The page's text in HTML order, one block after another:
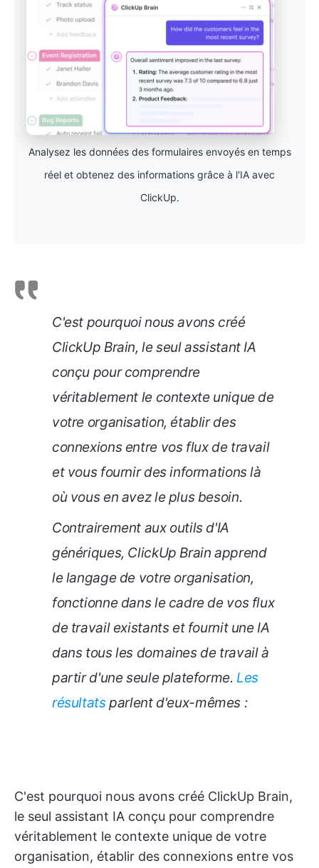
Analysez les données des formulaires envoyés en temps
réel et obtenez des informations grâce à l'IA avec
ClickUp.
C'est pourquoi nous avons créé
ClickUp Brain, le seul assistant IA
conçu pour comprendre
véritablement le contexte unique de
votre organisation, établir des
connexions entre vos flux de travail
et vous fournir des informations là
où vous en avez le plus besoin.
Contrairement aux outils d'IA
génériques, ClickUp Brain apprend
le langage de votre organisation,
fonctionne dans le cadre de vos flux
de travail existants et fournit une IA
dans tous les domaines de travail à
partir d'une seule plateforme.Les
résultatsparlent d'eux-mêmes :
C'est pourquoi nous avons créé ClickUp Brain,
le seul assistant IA conçu pour comprendre
véritablement le contexte unique de votre
organisation, établir des connexions entre vos